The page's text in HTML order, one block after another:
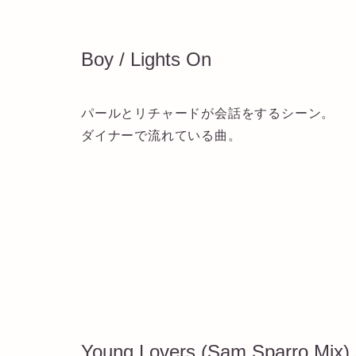
Boy / Lights On
パールとリチャードが会話をするシーン。
ダイナーで流れている曲。
Young Lovers (Sam Sparro